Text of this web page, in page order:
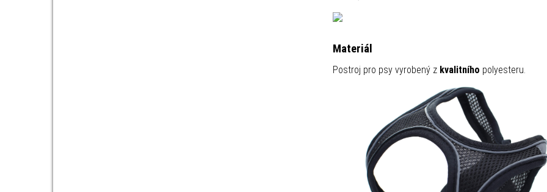
Materiál
Postroj pro psy vyrobený z kvalitního polyesteru.